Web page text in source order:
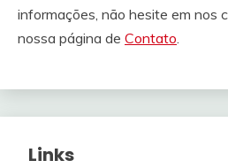
informações, não hesite em nos
nossa página de Contato
Links